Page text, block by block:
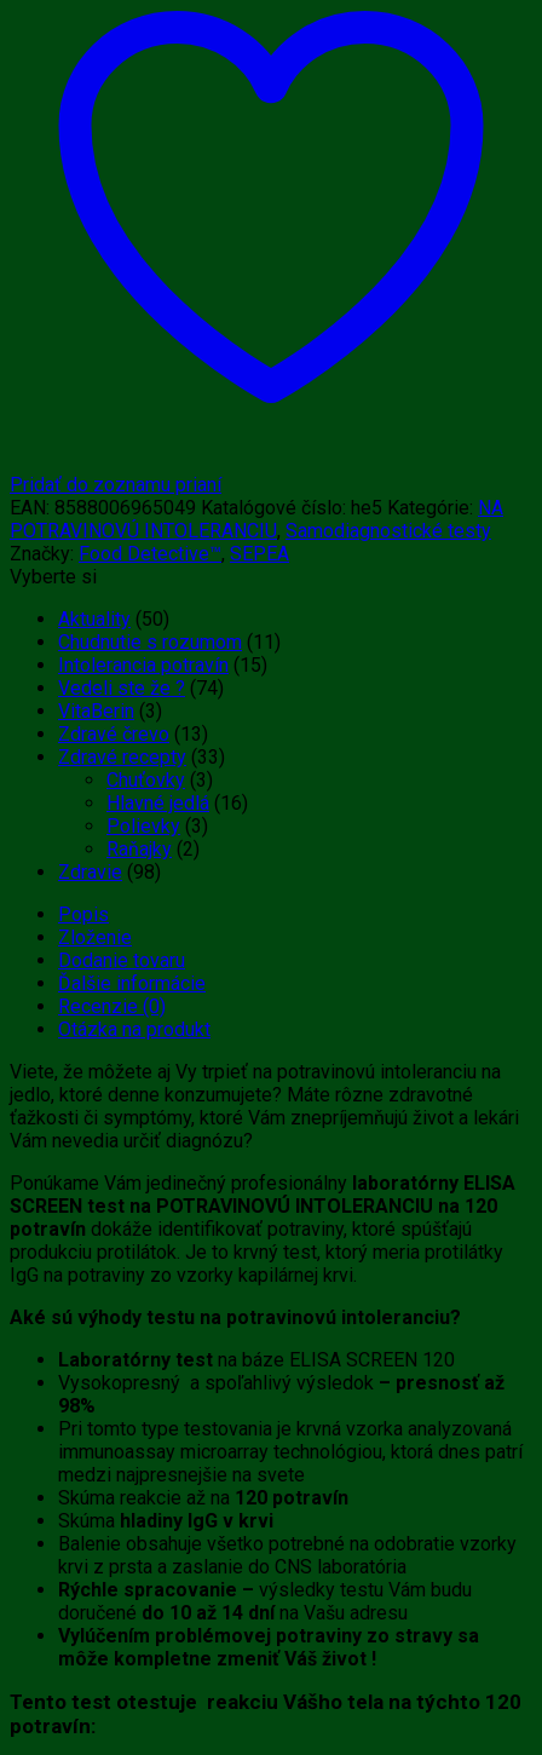
potravín
Pridať do zoznamu prianí
EAN: 8588006965049 Katalógové číslo: he5 Kategórie: NA
POTRAVINOVÚ INTOLERANCIU, Samodiagnostické testy
Značky: Food Detective™, SEPEA
Vyberte si
Aktuality (50)
Chudnutie s rozumom (11)
Intolerancia potravín (15)
Vedeli ste že ? (74)
VitaBerin (3)
Zdravé črevo (13)
Zdravé recepty (33)
Chuťovky (3)
Hlavné jedlá (16)
Polievky (3)
Raňajky (2)
Zdravie (98)
Popis
Zloženie
Dodanie tovaru
Ďalšie informácie
Recenzie (0)
Otázka na produkt
Viete, že môžete aj Vy trpieť na potravinovú intoleranciu na
jedlo, ktoré denne konzumujete? Máte rôzne zdravotné
ťažkosti či symptómy, ktoré Vám znepríjemňujú život a lekári
Vám nevedia určiť diagnózu?
Ponúkame Vám jedinečný profesionálny laboratórny ELISA
SCREEN test na POTRAVINOVÚ INTOLERANCIU na 120
potravín dokáže identifikovať potraviny, ktoré spúšťajú
produkciu protilátok. Je to krvný test, ktorý meria protilátky
IgG na potraviny zo vzorky kapilárnej krvi.
Aké sú výhody testu na potravinovú intoleranciu?
Laboratórny test na báze ELISA SCREEN 120
Vysokopresný a spoľahlivý výsledok – presnosť až
98%
Pri tomto type testovania je krvná vzorka analyzovaná
immunoassay microarray technológiou, ktorá dnes patrí
medzi najpresnejšie na svete
Skúma reakcie až na 120 potravín
Skúma hladiny IgG v krvi
Balenie obsahuje všetko potrebné na odobratie vzorky
krvi z prsta a zaslanie do CNS laboratória
Rýchle spracovanie – výsledky testu Vám budu
doručené do 10 až 14 dnína Vašu adresu
Vylúčením problémovej potraviny zo stravy sa
môže kompletne zmeniť Váš život !
Tento test otestuje reakciu Vášho tela na týchto 120
potravín: